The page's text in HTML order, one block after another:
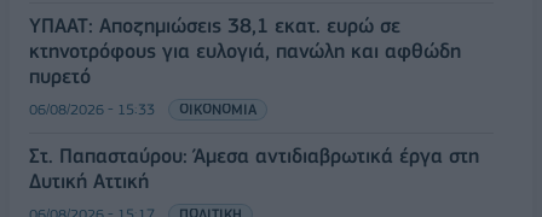
ΥΠΑΑΤ: Αποζημιώσεις 38,1 εκατ. ευρώ σε
κτηνοτρόφους για ευλογιά, πανώλη και αφθώδη
πυρετό
06/08/2026 - 15:33 ΟΙΚΟΝΟΜΙΑ
Στ. Παπασταύρου: Άμεσα αντιδιαβρωτικά έργα στη
Δυτική Αττική